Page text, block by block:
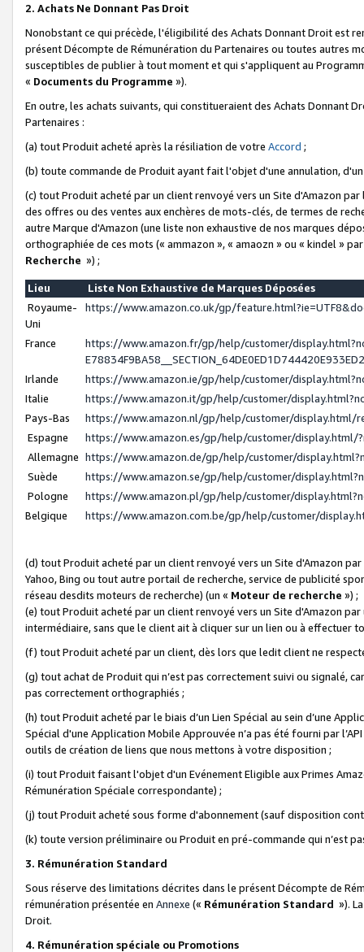
2. Achats Ne Donnant Pas Droit
Nonobstant ce qui précède, l'éligibilité des Achats Donnant Droit est
présent Décompte de Rémunération du Partenaires ou toutes autres
susceptibles de publier à tout moment et qui s'appliquent au
« Documents du Programme »).
En outre, les achats suivants, qui constitueraient des Achats Donnant
Partenaires :
(a) tout Produit acheté après la résiliation de votre Accord ;
(b) toute commande de Produit ayant fait l'objet d'une annulation,
(c) tout Produit acheté par un client renvoyé vers un Site d'Amazon
des offres ou des ventes aux enchères de mots-clés, de termes de
autre Marque d'Amazon (une liste non exhaustive de nos marques
orthographiée de ces mots (« ammazon », « amaozn » ou « kindel »
Recherche ») ;
Lieu
Liste Non Exhaustive de Marques Déposées
Royaume-
Uni
https://www.amazon.co.uk/gp/
France
https://www.amazon.fr/gp/help/customer/
Irlande
https://www.amazon.ie/gp/help/customer/
Italie
https://www.amazon.it/gp/help/customer/
Pays-Bas
https://www.amazon.nl/gp/help/customer/display.html/
Espagne
https://www.amazon.es/gp/help/customer/display.html/
Allemagne https://www.amazon.de/gp/help/customer/
Suède
https://www.amazon.se/gp/help/customer/
Pologne
https://www.amazon.pl/gp/help/customer/
Belgique
https://www.amazon.com.be/gp/help/customer/
(d) tout Produit acheté par un client renvoyé vers un Site d'Amazon
Yahoo, Bing ou tout autre portail de recherche, service de publicité
réseau desdits moteurs de recherche) (un « Moteur de recherche ») ;
(e) tout Produit acheté par un client renvoyé vers un Site d'Amazon
intermédiaire, sans que le client ait à cliquer sur un lien ou à
(f) tout Produit acheté par un client, dès lors que ledit client ne
(g) tout achat de Produit qui n’est pas correctement suivi ou signalé,
pas correctement orthographiés ;
(h) tout Produit acheté par le biais d’un Lien Spécial au sein d’une
Spécial d'une Application Mobile Approuvée n’a pas été fourni par
outils de création de liens que nous mettons à votre disposition ;
(i) tout Produit faisant l'objet d'un Evénement Eligible aux Primes
Rémunération Spéciale correspondante) ;
(j) tout Produit acheté sous forme d'abonnement (sauf disposition
(k) toute version préliminaire ou Produit en pré-commande qui n’est
3. Rémunération Standard
Sous réserve des limitations décrites dans le présent Décompte de
rémunération présentée en Annexe (« Rémunération Standard »).
Droit.
4. Rémunération spéciale ou Promotions